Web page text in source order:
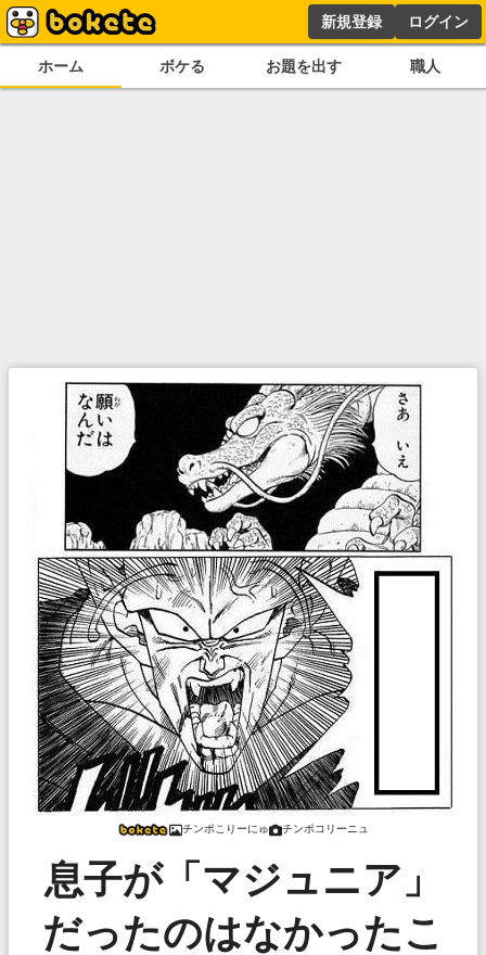
新規登録 ログイン
ホーム ボケる お題を出す 職人
チンポこりーにゅ チンポコリーニュ
息子が「マジュニア」
だったのはなかったこ